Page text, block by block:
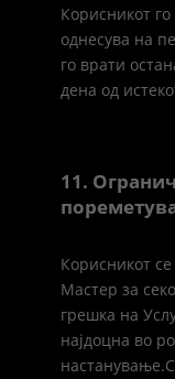
Корисникот
однесува на
го врати
дена од
11.
Корисникот
Мастер за
грешка на
најдоцна во